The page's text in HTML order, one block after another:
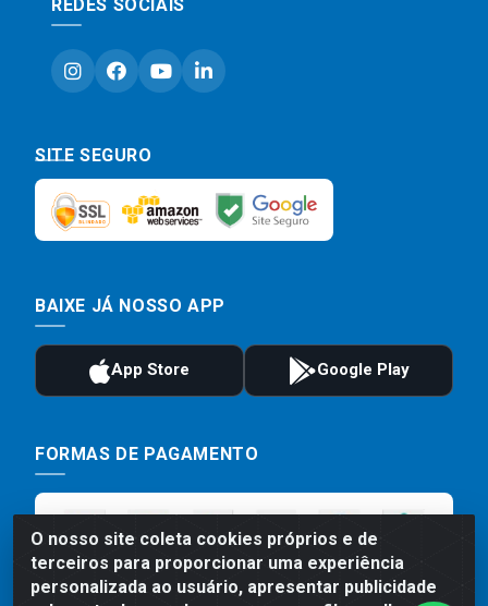
O nosso site coleta cookies próprios e de
terceiros para proporcionar uma experiência
personalizada ao usuário, apresentar publicidade
REDES SOCIAIS
SITE SEGURO
BAIXE JÁ NOSSO APP
FORMAS DE PAGAMENTO